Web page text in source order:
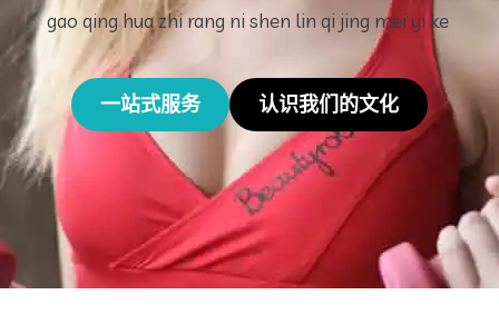
gao qing hua zhi rang ni shen lin qi jing mei yi ke ️
一站式服务 认识我们的文化